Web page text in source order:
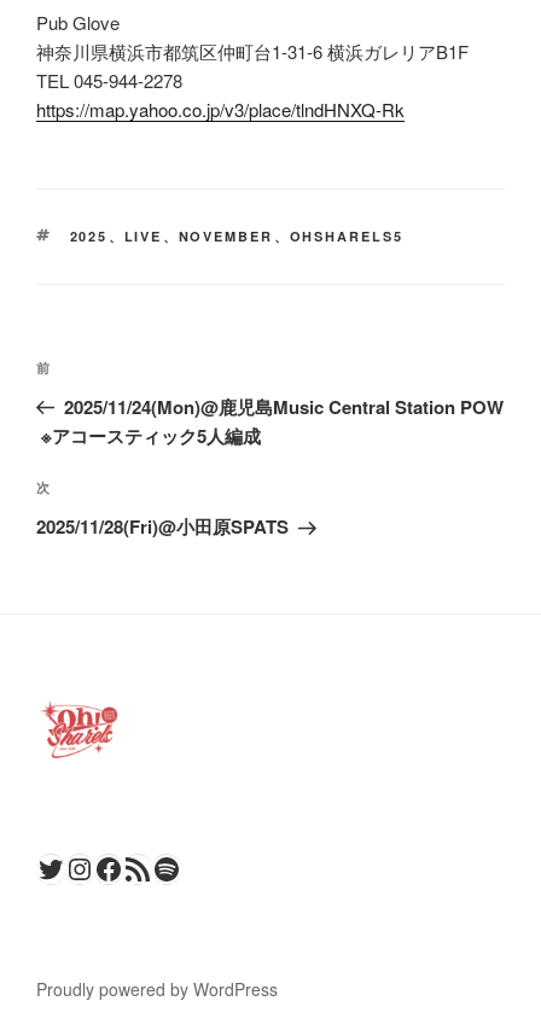
Pub Glove
神奈川県横浜市都筑区仲町台1-31-6 横浜ガレリアB1F
TEL 045-944-2278
https://map.yahoo.co.jp/v3/place/tlndHNXQ-Rk
タ
2025 、 LIVE 、 NOVEMBER 、 OHSHARELS5
投
稿
ナ
ビ
ゲ
ー
前
の
投
前
2025/11/24(Mon)@鹿児島Music Central Station POW
※アコースティック5人編成
次
の
次
2025/11/28(Fri)@小田原SPATS
Twitter
Instagram
Facebook
RSS フィードSpotify
Proudly powered by WordPress